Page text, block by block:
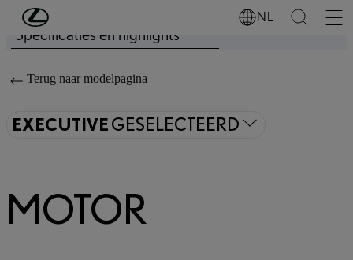
Ga naar de hoofdinhoud NL
Prijs bijgewerkt De prijs van je configuratie is € 65.900
Specificaties en highlights
Terug naar modelpagina
EXECUTIVEGESELECTEERD
MOTOR